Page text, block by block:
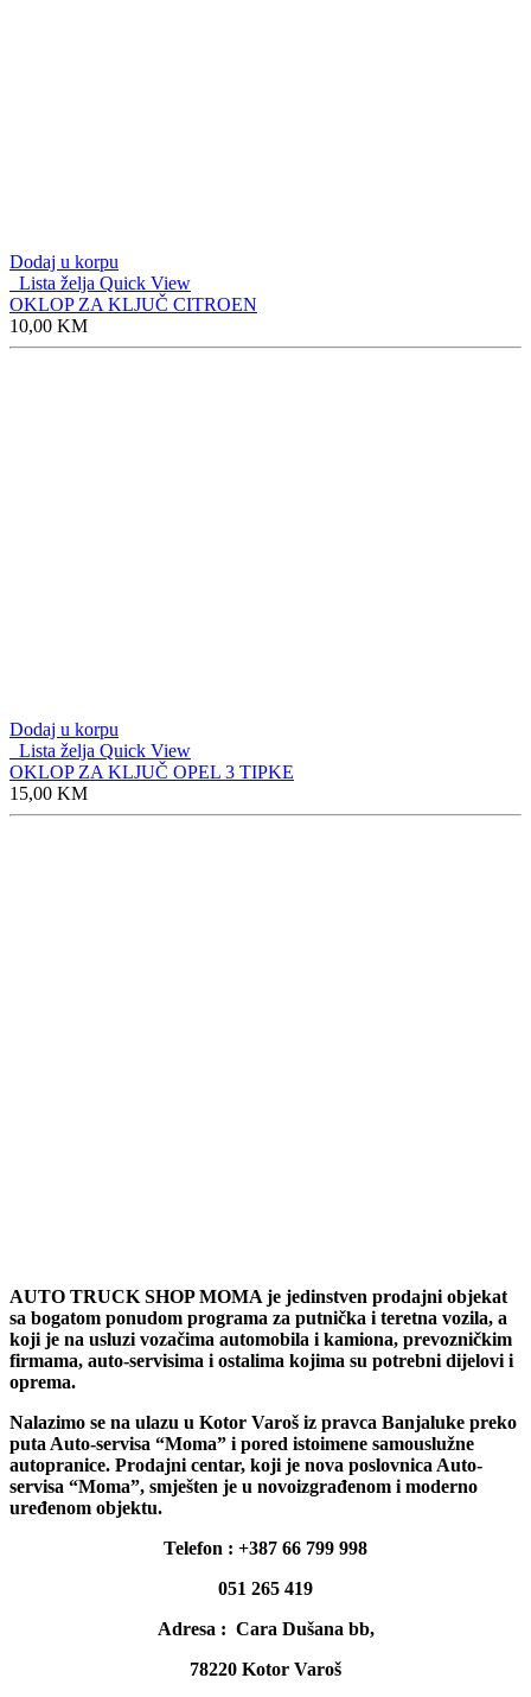
Dodaj u korpu
Lista želja Quick View
OKLOP ZA KLJUČ CITROEN
10,00 KM
Dodaj u korpu
Lista želja Quick View
OKLOP ZA KLJUČ OPEL 3 TIPKE
15,00 KM
AUTO TRUCK SHOP MOMA je jedinstven prodajni objekat
sa bogatom ponudom programa za putnička i teretna vozila, a
koji je na usluzi vozačima automobila i kamiona, prevozničkim
firmama, auto-servisima i ostalima kojima su potrebni dijelovi i
oprema.
Nalazimo se na ulazu u Kotor Varoš iz pravca Banjaluke preko
puta Auto-servisa “Moma” i pored istoimene samouslužne
autopranice. Prodajni centar, koji je nova poslovnica Auto-
servisa “Moma”, smješten je u novoizgrađenom i moderno
uređenom objektu.
Telefon : +387 66 799 998
051 265 419
Adresa : Cara Dušana bb,
78220 Kotor Varoš